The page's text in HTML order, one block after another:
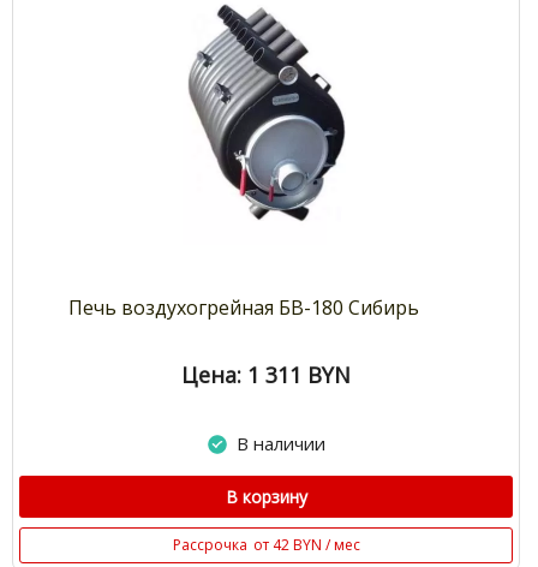
Печь воздухогрейная БВ-180 Сибирь
Цена: 1 311 BYN
В наличии
В корзину
Рассрочка от 42 BYN / мес